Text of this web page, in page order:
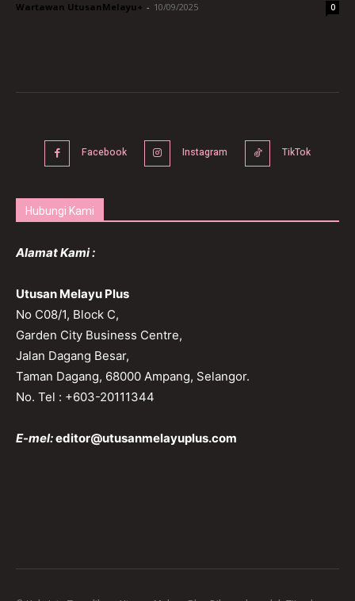
Wartawan UtusanMelayu+ - 10/09/2025 0
Facebook Instagram TikTok
Hubungi Kami
Alamat Kami :
Utusan Melayu Plus
No C08/1, Block C,
Garden City Business Centre,
Jalan Dagang Besar,
Taman Dagang, 68000 Ampang, Selangor.
No. Tel : +603-20111344
E-mel:editor@utusanmelayuplus.com